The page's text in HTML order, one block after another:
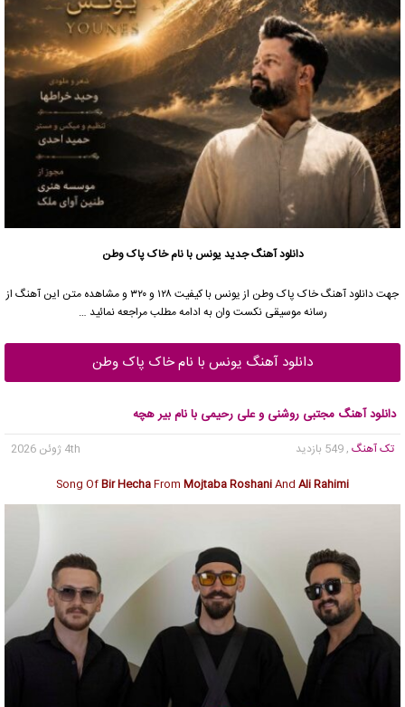
دانلود آهنگ جدیدیونس با نام خاک پاک وطن
جهت دانلود آهنگ خاک پاک وطن از یونس با کیفیت ۱۲۸ و ۳۲۰ و مشاهده متن این آهنگ از
رسانه موسیقی نکست وان به ادامه مطلب مراجعه نمائید …
دانلود آهنگ یونس با نام خاک پاک وطن
دانلود آهنگ مجتبی روشنی و علی رحیمی با نام بیر هچه
تک آهنگ , 549 بازدید
4th ژوئن 2026
Song OfBir HechaFrom Mojtaba RoshaniAnd Ali Rahimi